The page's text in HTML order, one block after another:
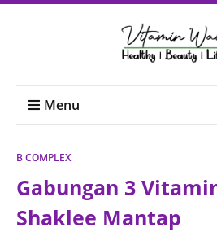
Menu
B COMPLEX
Gabungan 3
Shaklee Mantap